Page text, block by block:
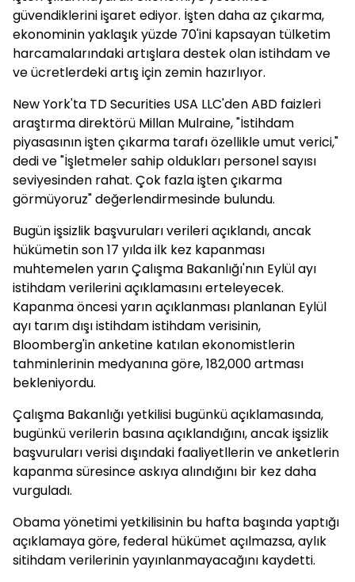
güvendiklerini işaret ediyor. İşten daha az çıkarma,
ekonominin yaklaşık yüzde 70'ini kapsayan tülketim
harcamalarındaki artışlara destek olan istihdam ve
ve ücretlerdeki artış için zemin hazırlıyor.
New York'ta TD Securities USA LLC'den ABD faizleri
araştırma direktörü Millan Mulraine, "İstihdam
piyasasının işten çıkarma tarafı özellikle umut verici,"
dedi ve "İşletmeler sahip oldukları personel sayısı
seviyesinden rahat. Çok fazla işten çıkarma
görmüyoruz" değerlendirmesinde bulundu.
Bugün işsizlik başvuruları verileri açıklandı, ancak
hükümetin son 17 yılda ilk kez kapanması
muhtemelen yarın Çalışma Bakanlığı'nın Eylül ayı
istihdam verilerini açıklamasını erteleyecek.
Kapanma öncesi yarın açıklanması planlanan Eylül
ayı tarım dışı istihdam istihdam verisinin,
Bloomberg'in anketine katılan ekonomistlerin
tahminlerinin medyanına göre, 182,000 artması
bekleniyordu.
Çalışma Bakanlığı yetkilisi bugünkü açıklamasında,
bugünkü verilerin basına açıklandığını, ancak işsizlik
başvuruları verisi dışındaki faaliyetllerin ve anketlerin
kapanma süresince askıya alındığını bir kez daha
vurguladı.
Obama yönetimi yetkilisinin bu hafta başında yaptığı
açıklamaya göre, federal hükümet açılmazsa, aylık
sitihdam verilerinin yayınlanmayacağını kaydetti.